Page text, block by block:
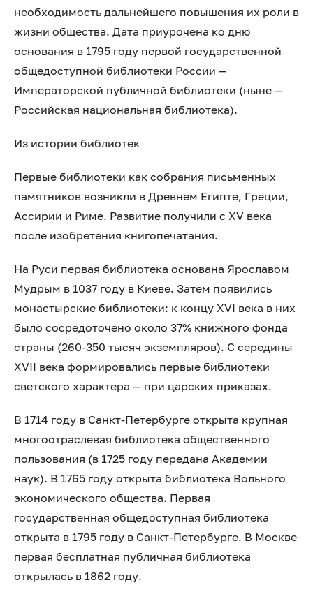
необходимость дальнейшего повышения их роли в
жизни общества. Дата приурочена ко дню
основания в 1795 году первой государственной
общедоступной библиотеки России —
Императорской публичной библиотеки (ныне —
Российская национальная библиотека).
Из истории библиотек
Первые библиотеки как собрания письменных
памятников возникли в Древнем Египте, Греции,
Ассирии и Риме. Развитие получили с XV века
после изобретения книгопечатания.
На Руси первая библиотека основана Ярославом
Мудрым в 1037 году в Киеве. Затем появились
монастырские библиотеки: к концу XVI века в них
было сосредоточено около 37% книжного фонда
страны (260-350 тысяч экземпляров). С середины
XVII века формировались первые библиотеки
светского характера — при царских приказах.
В 1714 году в Санкт-Петербурге открыта крупная
многоотраслевая библиотека общественного
пользования (в 1725 году передана Академии
наук). В 1765 году открыта библиотека Вольного
экономического общества. Первая
государственная общедоступная библиотека
открыта в 1795 году в Санкт-Петербурге. В Москве
первая бесплатная публичная библиотека
открылась в 1862 году.